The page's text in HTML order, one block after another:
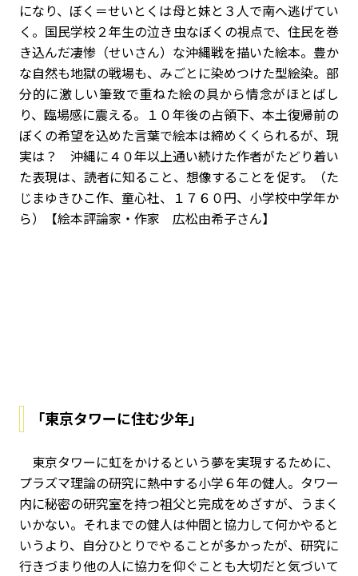
になり、ぼく＝せいとくは母と妹と３人で南へ逃げてい
く。国民学校２年生の泣き虫なぼくの視点で、住民を巻
き込んだ凄惨（せいさん）な沖縄戦を描いた絵本。豊か
な自然も地獄の戦場も、みごとに染めつけた型絵染。部
分的に激しい筆致で重ねた絵の具から情念がほとばし
り、臨場感に震える。１０年後の占領下、本土復帰前の
ぼくの希望を込めた言葉で絵本は締めくくられるが、現
実は？ 沖縄に４０年以上通い続けた作者がたどり着い
た表現は、読者に知ること、想像することを促す。（た
じまゆきひこ作、童心社、１７６０円、小学校中学年か
ら）【絵本評論家・作家 広松由希子さん】
「東京タワーに住む少年」
東京タワーに虹をかけるという夢を実現するために、
プラズマ理論の研究に熱中する小学６年の健人。タワー
内に秘密の研究室を持つ祖父と完成をめざすが、うまく
いかない。それまでの健人は仲間と協力して何かやると
いうより、自分ひとりでやることが多かったが、研究に
行きづまり他の人に協力を仰ぐことも大切だと気づいて